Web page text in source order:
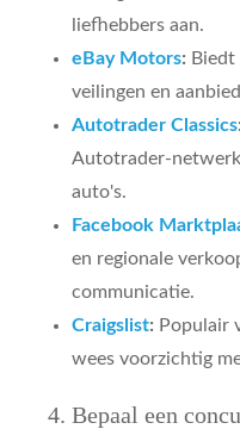
liefhebbers aan.
eBay Motors:
veilingen en
Autotrader Classics:
Autotrader-
auto's.
Facebook
en regionale
communicatie.
Craigslist: Populair
wees voorzichtig
4. Bepaal een